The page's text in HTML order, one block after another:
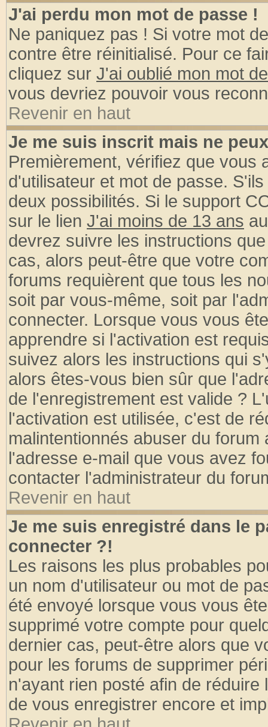
J'ai perdu mon mot de passe !
Ne paniquez pas ! Si votre mot
contre être réinitialisé. Pour ce
cliquez sur J'ai oublié mon mot
vous devriez pouvoir vous
Revenir en haut
Je me suis inscrit mais ne
Premièrement, vérifiez que vous
d'utilisateur et mot de passe.
deux possibilités. Si le support
sur le lien J'ai moins de 13 ans
devrez suivre les instructions
cas, alors peut-être que votre
forums requièrent que tous les
soit par vous-même, soit par
connecter. Lorsque vous vous
apprendre si l'activation est
suivez alors les instructions qui
alors êtes-vous bien sûr que
de l'enregistrement est valide ?
l'activation est utilisée, c'est de
malintentionnés abuser du
l'adresse e-mail que vous avez
contacter l'administrateur du
Revenir en haut
Je me suis enregistré dans le
connecter ?!
Les raisons les plus probables
un nom d'utilisateur ou mot de
été envoyé lorsque vous vous
supprimé votre compte pour
dernier cas, peut-être alors que
pour les forums de supprimer
n'ayant rien posté afin de
de vous enregistrer encore et